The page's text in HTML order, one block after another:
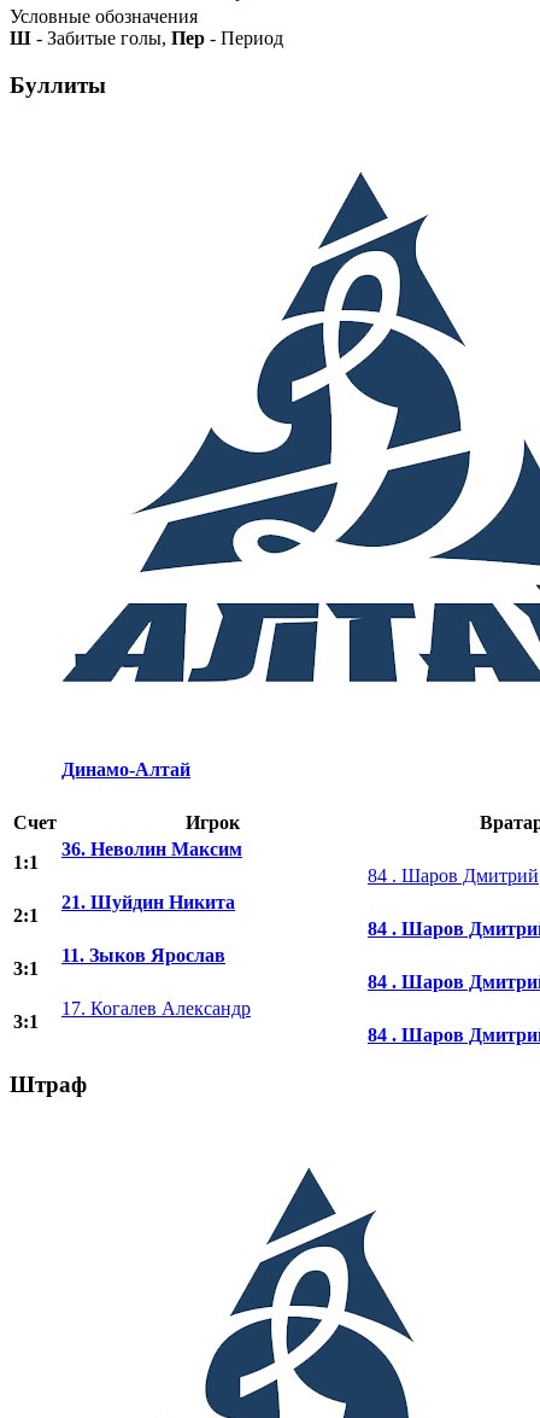
Условные обозначения
Ш - Забитые голы, Пер - Период
Буллиты
Динамо-Алтай
Счет Игрок
1:1
36. Неволин Максим
84 . Шаров Дмитрий
2:1
21. Шуйдин Никита
84 . Шаров
3:1
11. Зыков Ярослав
84 . Шаров
3:1
17. Когалев Александр
84 . Шаров
Штраф